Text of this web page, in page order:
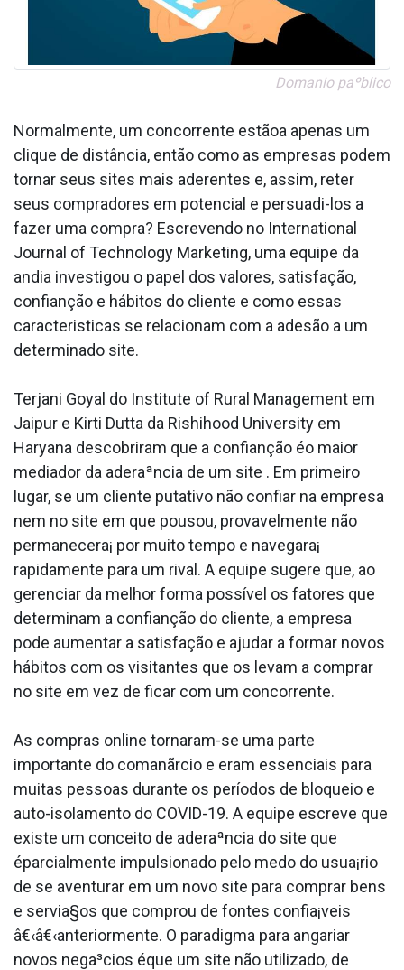
Doma­nio paºblico
Normalmente, um concorrente estãoa apenas um
clique de distância, então como as empresas podem
tornar seus sites mais aderentes e, assim, reter
seus compradores em potencial e persuadi-los a
fazer uma compra? Escrevendo no International
Journal of Technology Marketing, uma equipe da
andia investigou o papel dos valores, satisfação,
confianção e hábitos do cliente e como essas
caracteri­sticas se relacionam com a adesão a um
determinado site.
Terjani Goyal do Institute of Rural Management em
Jaipur e Kirti Dutta da Rishihood University em
Haryana descobriram que a confianção éo maior
mediador da aderaªncia de um site . Em primeiro
lugar, se um cliente putativo não confiar na empresa
nem no site em que pousou, provavelmente não
permanecera¡ por muito tempo e navegara¡
rapidamente para um rival. A equipe sugere que, ao
gerenciar da melhor forma possí­vel os fatores que
determinam a confianção do cliente, a empresa
pode aumentar a satisfação e ajudar a formar novos
hábitos com os visitantes que os levam a comprar
no site em vez de ficar com um concorrente.
As compras online tornaram-se uma parte
importante do comanãrcio e eram essenciais para
muitas pessoas durante os períodos de bloqueio e
auto-isolamento do COVID-19. A equipe escreve que
existe um conceito de aderaªncia do site que
éparcialmente impulsionado pelo medo do usua¡rio
de se aventurar em um novo site para comprar bens
e servia§os que comprou de fontes confia¡veis
â€‹â€‹anteriormente. O paradigma para angariar
novos nega³cios éque um site não utilizado, de